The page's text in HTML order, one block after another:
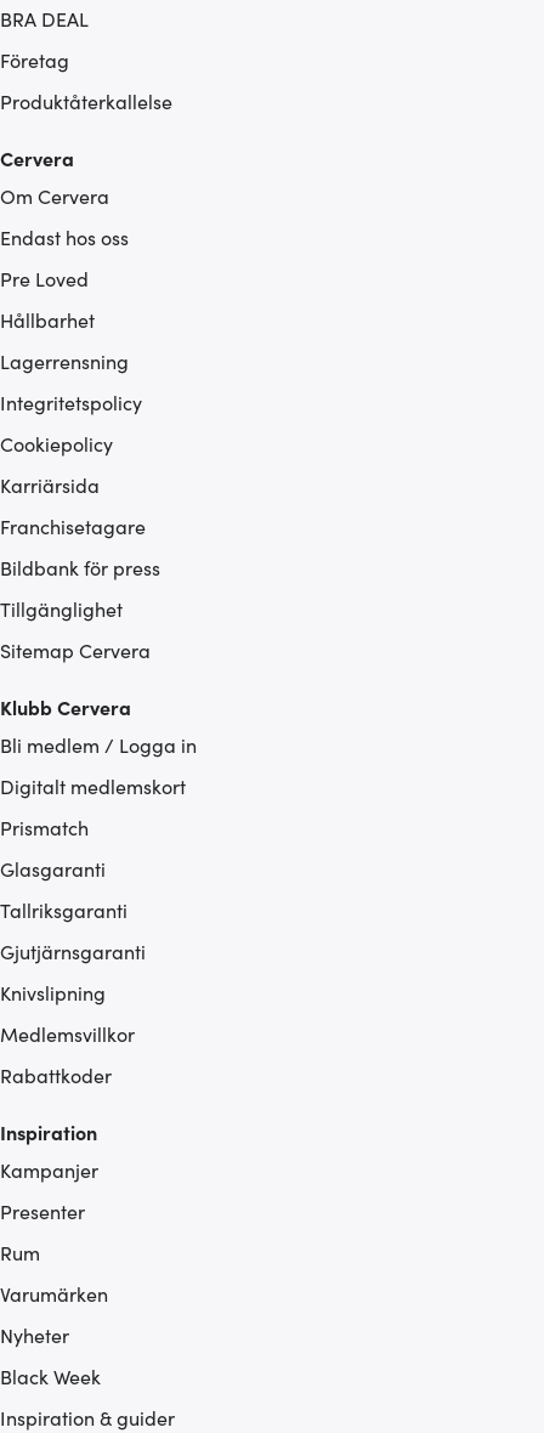
BRA DEAL
Företag
Produktåterkallelse
Cervera
Om Cervera
Endast hos oss
Pre Loved
Hållbarhet
Lagerrensning
Integritetspolicy
Cookiepolicy
Karriärsida
Franchisetagare
Bildbank för press
Tillgänglighet
Sitemap Cervera
Klubb Cervera
Bli medlem / Logga in
Digitalt medlemskort
Prismatch
Glasgaranti
Tallriksgaranti
Gjutjärnsgaranti
Knivslipning
Medlemsvillkor
Rabattkoder
Inspiration
Kampanjer
Presenter
Rum
Varumärken
Nyheter
Black Week
Inspiration & guider